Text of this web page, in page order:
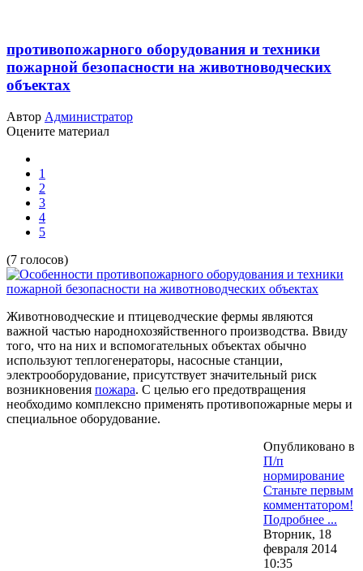
противопожарного оборудования и техники
пожарной безопасности на животноводческих
объектах
Автор Администратор
Оцените материал
1
2
3
4
5
(7 голосов)
Животноводческие и птицеводческие фермы являются
важной частью народнохозяйственного производства. Ввиду
того, что на них и вспомогательных объектах обычно
используют теплогенераторы, насосные станции,
электрооборудование, присутствует значительный риск
возникновения пожара. С целью его предотвращения
необходимо комплексно применять противопожарные меры и
специальное оборудование.
Опубликовано в
П/п
нормирование
Станьте первым
комментатором!
Подробнее ...
Вторник, 18
февраля 2014
10:35